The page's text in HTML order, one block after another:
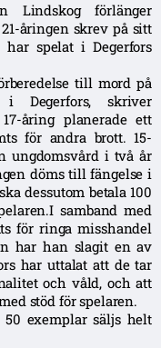
Lindskog förlänger
åringen skrev på sitt
har spelat i Degerfors
till mord på
Degerfors, skriver
åring planerade ett
för andra brott. 15-
ungdomsvård i två år
döms till fängelse i
dessutom betala 100
samband med
för ringa misshandel
har han slagit en av
har uttalat att de tar
och våld, och att
stöd för spelaren.
exemplar säljs helt